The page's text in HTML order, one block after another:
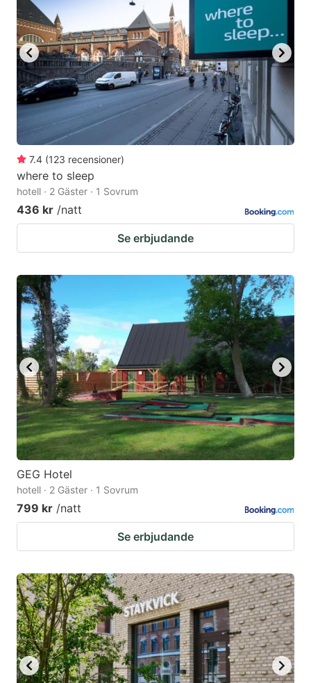
7.4 (123 recensioner)
where to sleep
hotell · 2 Gäster · 1 Sovrum
436 kr /natt
Se erbjudande
GEG Hotel
hotell · 2 Gäster · 1 Sovrum
799 kr /natt
Se erbjudande